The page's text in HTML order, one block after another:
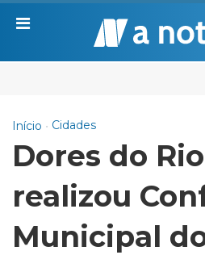
Início Cidades
Dores do
realizou
Municipal